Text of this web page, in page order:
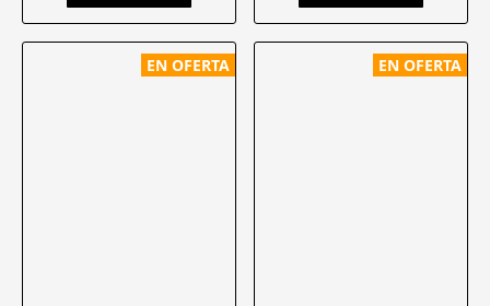
EN OFERTA EN OFERTA